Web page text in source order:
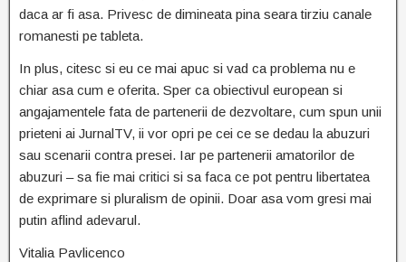
daca ar fi asa. Privesc de dimineata pina seara tirziu canale
romanesti pe tableta.
In plus, citesc si eu ce mai apuc si vad ca problema nu e
chiar asa cum e oferita. Sper ca obiectivul european si
angajamentele fata de partenerii de dezvoltare, cum spun unii
prieteni ai JurnalTV, ii vor opri pe cei ce se dedau la abuzuri
sau scenarii contra presei. Iar pe partenerii amatorilor de
abuzuri – sa fie mai critici si sa faca ce pot pentru libertatea
de exprimare si pluralism de opinii. Doar asa vom gresi mai
putin aflind adevarul.
Vitalia Pavlicenco